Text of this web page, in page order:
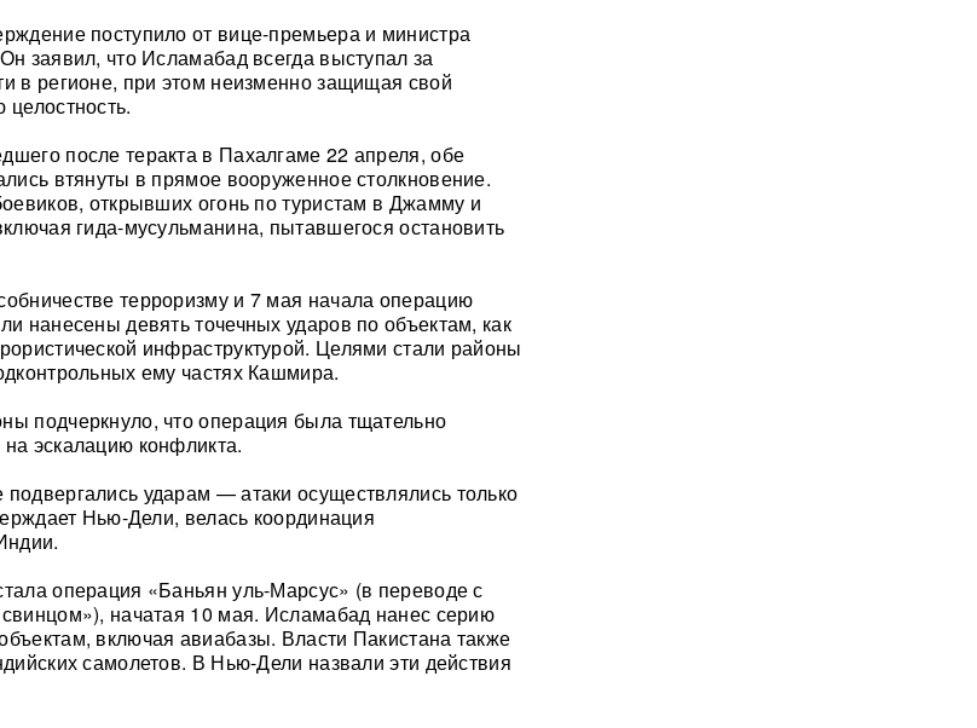
поступило от вице-премьера и министра
заявил, что Исламабад всегда выступал за
в регионе, при этом неизменно защищая свой
после теракта в Пахалгаме 22 апреля, обе
втянуты в прямое вооруженное столкновение.
открывших огонь по туристам в Джамму и
гида-мусульманина, пытавшегося остановить
терроризму и 7 мая начала операцию
нанесены девять точечных ударов по объектам, как
инфраструктурой. Целями стали районы
ему частях Кашмира.
подчеркнуло, что операция была тщательно
эскалацию конфликта.
ударам — атаки осуществлялись только
Нью-Дели, велась координация
операция «Баньян уль-Марсус» (в переводе с
начатая 10 мая. Исламабад нанес серию
включая авиабазы. Власти Пакистана также
самолетов. В Нью-Дели назвали эти действия